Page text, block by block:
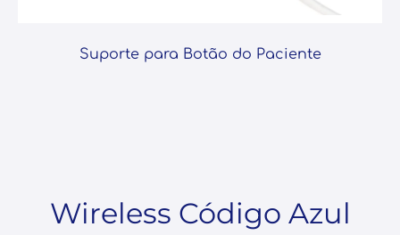
Suporte para Botão do Paciente
Wireless Código Azul